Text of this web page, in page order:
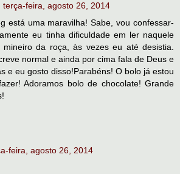
terça-feira, agosto 26, 2014
está uma maravilha! Sabe, vou confessar-
eu tinha dificuldade em ler naquele
mineiro da roça, às vezes eu até desistia.
normal e ainda por cima fala de Deus e
e eu gosto disso!Parabéns! O bolo já estou
Adoramos bolo de chocolate! Grande
feira, agosto 26, 2014